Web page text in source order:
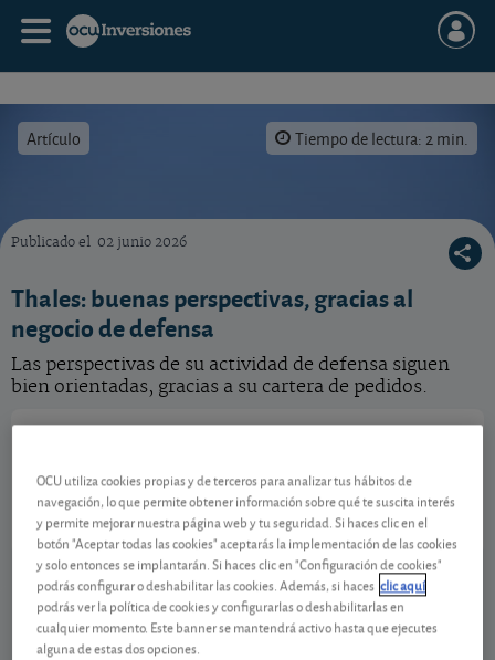
Artículo Tiempo de lectura: 2 min.
Publicado el 02 junio 2026
Thales: buenas perspectivas, gracias al
negocio de defensa
Las perspectivas de su actividad de defensa siguen
bien orientadas, gracias a su cartera de pedidos.
Thales
06/08/2026 París
267,30 EUR
5,6 EUR (2,14 %)
Ver detalladamente
Sólida cartera de pedidos con nuevos
contratos en Europa
OCU utiliza cookies propias y de terceros para analizar tus hábitos de
navegación, lo que permite obtener información sobre qué te suscita interés
y permite mejorar nuestra página web y tu seguridad. Si haces clic en el
botón "Aceptar todas las cookies" aceptarás la implementación de las cookies
y solo entonces se implantarán. Si haces clic en "Configuración de cookies"
podrás configurar o deshabilitar las cookies. Además, si haces clic aquí
podrás ver la política de cookies y configurarlas o deshabilitarlas en
cualquier momento. Este banner se mantendrá activo hasta que ejecutes
alguna de estas dos opciones.